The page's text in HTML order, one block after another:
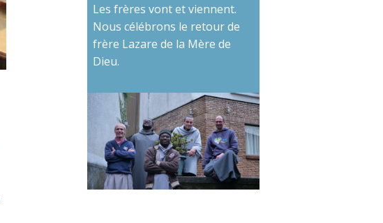
Les frères vont et viennent.
Nous célébrons le retour de
frère Lazare de la Mère de
Dieu.